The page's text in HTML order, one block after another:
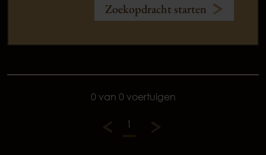
Zoekopdracht starten
0 van 0 voertuigen
1